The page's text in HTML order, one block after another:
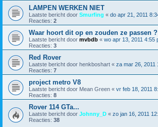
LAMPEN WERKEN NIET
Laatste bericht door Smurfing « do apr 21, 2011
Reacties: 2
Waar hoort dit op en zouden ze passen ?
Laatste bericht door mvbdb « wo apr 13, 2011 4:55
Reacties: 3
Red Rover
Laatste bericht door henkboshart « za mar 26, 2011
Reacties: 7
project metro V8
Laatste bericht door Mean Green « vr feb 18, 2011
Reacties: 8
Rover 114 GTa...
Laatste bericht door Johnny_D « zo jan 16, 2011
Reacties: 38